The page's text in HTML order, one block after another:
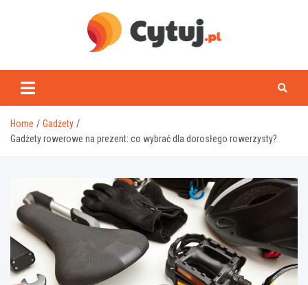
www.cytuj.pl
Home
Gadżety
Gadżety rowerowe na prezent: co wybrać dla dorosłego rowerzysty?